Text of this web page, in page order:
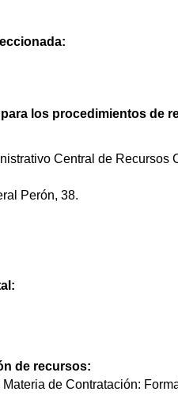
los procedimientos de
Central de Recursos
Perón, 38.
de recursos:
de Contratación: